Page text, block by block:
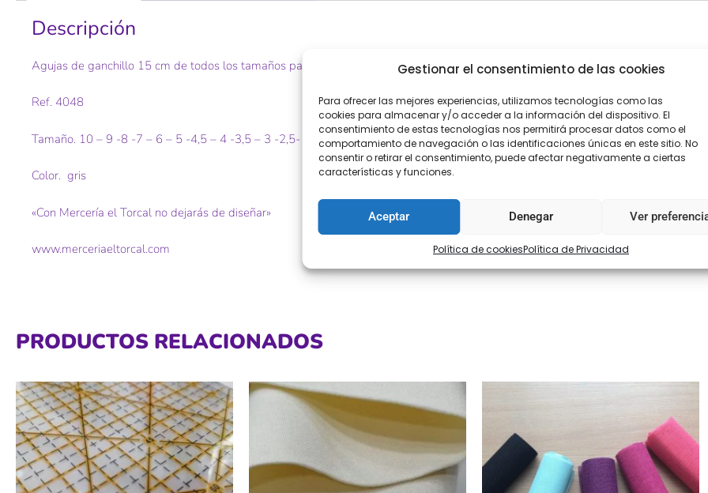
Gestionar el consentimiento de las cookies
Para ofrecer las mejores experiencias, utilizamos tecnologías como las
cookies para almacenar y/o acceder a la información del dispositivo. El
consentimiento de estas tecnologías nos permitirá procesar datos como el
comportamiento de navegación o las identificaciones únicas en este sitio. No
consentir o retirar el consentimiento, puede afectar negativamente a ciertas
características y funciones.
Aceptar Denegar Ver
Política de cookiesPolítica de Privacidad
Descripción
Agujas de ganchillo 15 cm de todos los tamaños para infinidad de labores.
Ref. 4048
Tamaño. 10 – 9 -8 -7 – 6 – 5 -4,5 – 4 -3,5 – 3 -2,5- 2
Color. gris
«Con Mercería el Torcal no dejarás de diseñar»
www.merceriaeltorcal.com
PRODUCTOS RELACIONADOS